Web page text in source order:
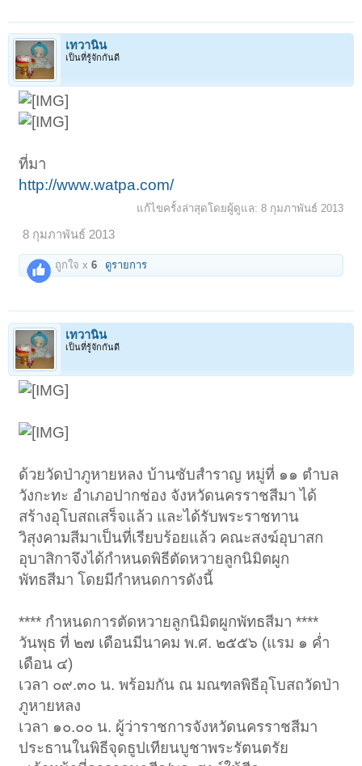
เทวานิน
เป็นที่รู้จักกันดี
ที่มา
http://www.watpa.com/
แก้ไขครั้งล่าสุดโดยผู้ดูแล: 8 กุมภาพันธ์ 2013
8 กุมภาพันธ์ 2013
ถูกใจ x6 ดูรายการ
เทวานิน
เป็นที่รู้จักกันดี
ด้วยวัดป่าภูหายหลง บ้านซับสำราญ หมู่ที่ ๑๑ ตำบล
วังกะทะ อำเภอปากช่อง จังหวัดนครราชสีมา ได้
สร้างอุโบสถเสร็จแล้ว และได้รับพระราชทาน
วิสุงคามสีมาเป็นที่เรียบร้อยแล้ว คณะสงฆ์อุบาสก
อุบาสิกาจึงได้กำหนดพิธีตัดหวายลูกนิมิตผูก
พัทธสีมา โดยมีกำหนดการดังนี้
**** กำหนดการตัดหวายลูกนิมิตผูกพัทธสีมา ****
วันพุธ ที่ ๒๗ เดือนมีนาคม พ.ศ. ๒๕๕๖ (แรม ๑ ค่ำ
เดือน ๔)
เวลา ๐๙.๓๐ น. พร้อมกัน ณ มณฑลพิธีอุโบสถวัดป่า
ภูหายหลง
เวลา ๑๐.๐๐ น. ผู้ว่าราชการจังหวัดนครราชสีมา
ประธานในพิธีจุดธูปเทียนบูชาพระรัตนตรัย
< ย้อนกลับ 1